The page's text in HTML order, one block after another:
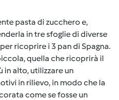
pasta di zucchero e,
in tre sfoglie di diverse
ricoprire i 3 pan di Spagna.
quella che ricoprirà il
in alto, utilizzare un
in rilievo, in modo che la
come se fosse un